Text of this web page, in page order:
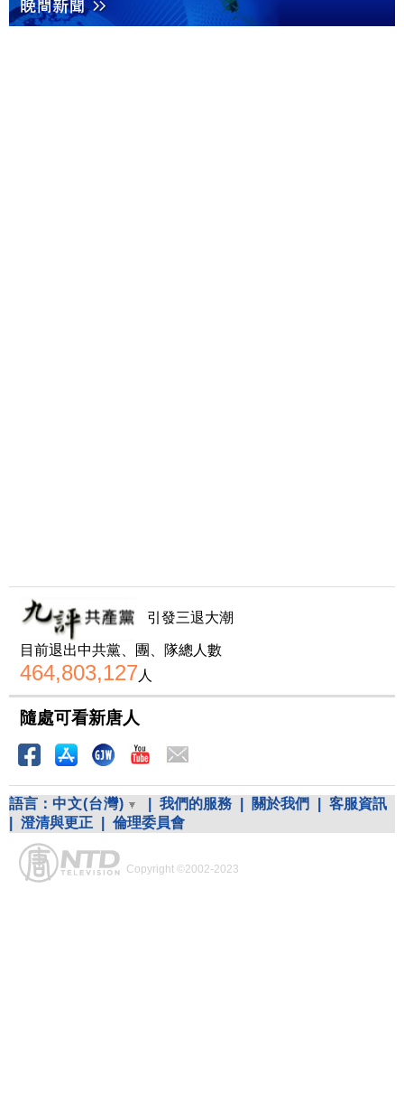
引發三退大潮
目前退出中共黨、團、隊總人數
464,803,127人
隨處可看新唐人
語言： 中文(台灣) 我們的服務 關於我們
客服資訊
澄清與更正 倫理委員會
Copyright ©2002-2023